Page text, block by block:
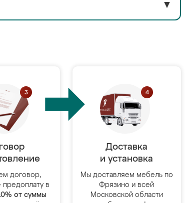
▼
договор,
предоплату в
от суммы
Доставка
и установка
Мы доставляем мебель по
Фрязино и всей
Московской области